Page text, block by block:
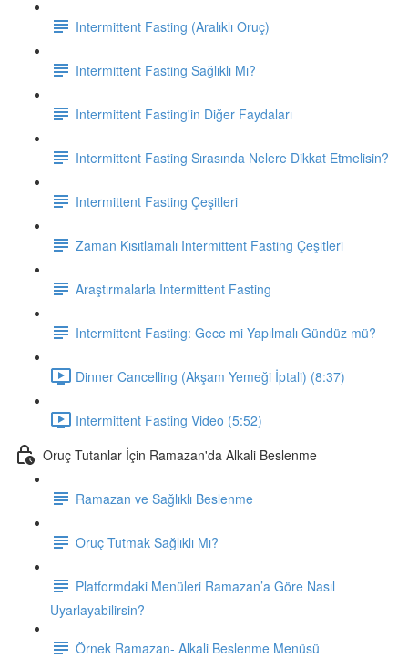
Intermittent Fasting (Aralıklı Oruç)
Intermittent Fasting Sağlıklı Mı?
Intermittent Fasting'in Diğer Faydaları
Intermittent Fasting Sırasında Nelere Dikkat Etmelisin?
Intermittent Fasting Çeşitleri
Zaman Kısıtlamalı Intermittent Fasting Çeşitleri
Araştırmalarla Intermittent Fasting
Intermittent Fasting: Gece mi Yapılmalı Gündüz mü?
Dinner Cancelling (Akşam Yemeği İptali) (8:37)
Intermittent Fasting Video (5:52)
Oruç Tutanlar İçin Ramazan'da Alkali Beslenme
Ramazan ve Sağlıklı Beslenme
Oruç Tutmak Sağlıklı Mı?
Platformdaki Menüleri Ramazan’a Göre Nasıl
Uyarlayabilirsin?
Örnek Ramazan- Alkali Beslenme Menüsü